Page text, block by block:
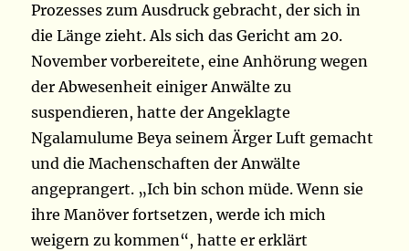
Prozesses zum Ausdruck gebracht, der sich in
die Länge zieht. Als sich das Gericht am 20.
November vorbereitete, eine Anhörung wegen
der Abwesenheit einiger Anwälte zu
suspendieren, hatte der Angeklagte
Ngalamulume Beya seinem Ärger Luft gemacht
und die Machenschaften der Anwälte
angeprangert. „Ich bin schon müde. Wenn sie
ihre Manöver fortsetzen, werde ich mich
weigern zu kommen“, hatte er erklärt